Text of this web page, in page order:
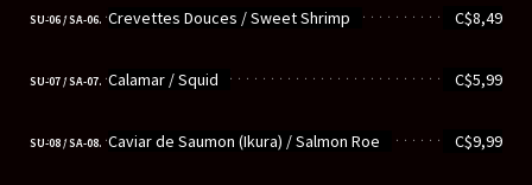
SU-06 / SA-06. C$8,49
Crevettes Douces / Sweet Shrimp
SU-07 / SA-07. C$5,99
Calamar / Squid
SU-08 / SA-08. C$9,99
Caviar de Saumon (Ikura) / Salmon Roe